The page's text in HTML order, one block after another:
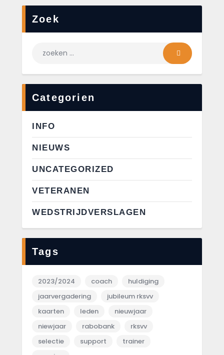
Zoek
Categorien
INFO
NIEUWS
UNCATEGORIZED
VETERANEN
WEDSTRIJDVERSLAGEN
Tags
2023/2024 coach
huldiging
jaarvergadering
jubileum rksvv
kaarten
leden
nieuwjaar
niewjaar
rabobank
rksvv
selectie
support
trainer